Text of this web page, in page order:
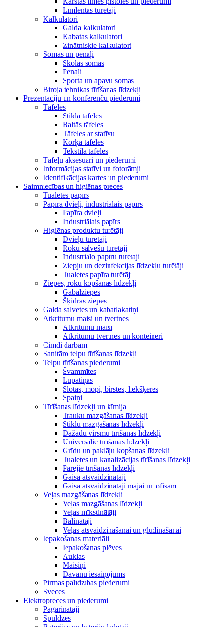
Līmlentas turētāji
Kalkulatori
Galda kalkulatori
Kabatas kalkulatori
Zinātniskie kalkulatori
Somas un penāļi
Skolas somas
Penāļi
Sporta un apavu somas
Biroja tehnikas tīrīšanas līdzekļi
Prezentāciju un konferenču piederumi
Tāfeles
Stikla tāfeles
Baltās tāfeles
Tāfeles ar statīvu
Korķa tāfeles
Tekstila tāfeles
Tāfeļu aksesuāri un piederumi
Informācijas statīvi un fotorāmji
Identifikācijas kartes un piederumi
Saimniecības un higiēnas preces
Tualetes papīrs
Papīra dvieļi, industriālais papīrs
Papīra dvieļi
Industriālais papīrs
Higiēnas produktu turētāji
Dvieļu turētāji
Roku salvešu turētāji
Industriālo papīru turētāji
Ziepju un dezinfekcijas līdzekļu turētāji
Tualetes papīra turētāji
Ziepes, roku kopšanas līdzekļi
Gabalziepes
Šķidrās ziepes
Galda salvetes un kabatlakatiņi
Atkritumu maisi un tvertnes
Atkritumu maisi
Atkritumu tvertnes un konteineri
Cimdi darbam
Sanitāro telpu tīrīšanas līdzekļi
Telpu tīrīšanas piederumi
Švammītes
Lupatiņas
Slotas, mopi, birstes, liekšķeres
Spaiņi
Tīrīšanas līdzekļi un ķīmija
Trauku mazgāšanas līdzekļi
Stiklu mazgāšanas līdzekļi
Dažādu virsmu tīrīšanas līdzekļi
Universālie tīrīšanas līdzekļi
Grīdu un paklāju kopšanas līdzekļi
Tualetes un kanalizācijas tīrīšanas līdzekļi
Pārējie tīrīšanas līdzekļi
Gaisa atsvaidzinātāji
Gaisa atsvaidzinātāji mājai un ofisam
Veļas mazgāšanas līdzekļi
Veļas mazgāšanas līdzekļi
Veļas mīkstinātāji
Balinātāji
Veļas atsvaidzināšanai un gludināšanai
Iepakošanas materiāli
Iepakošanas plēves
Auklas
Maisiņi
Dāvanu iesaiņojums
Pirmās palīdzības piederumi
Sveces
Elektropreces un piederumi
Pagarinātāji
Spuldzes